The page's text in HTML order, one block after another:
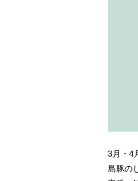
3月・4
島豚の